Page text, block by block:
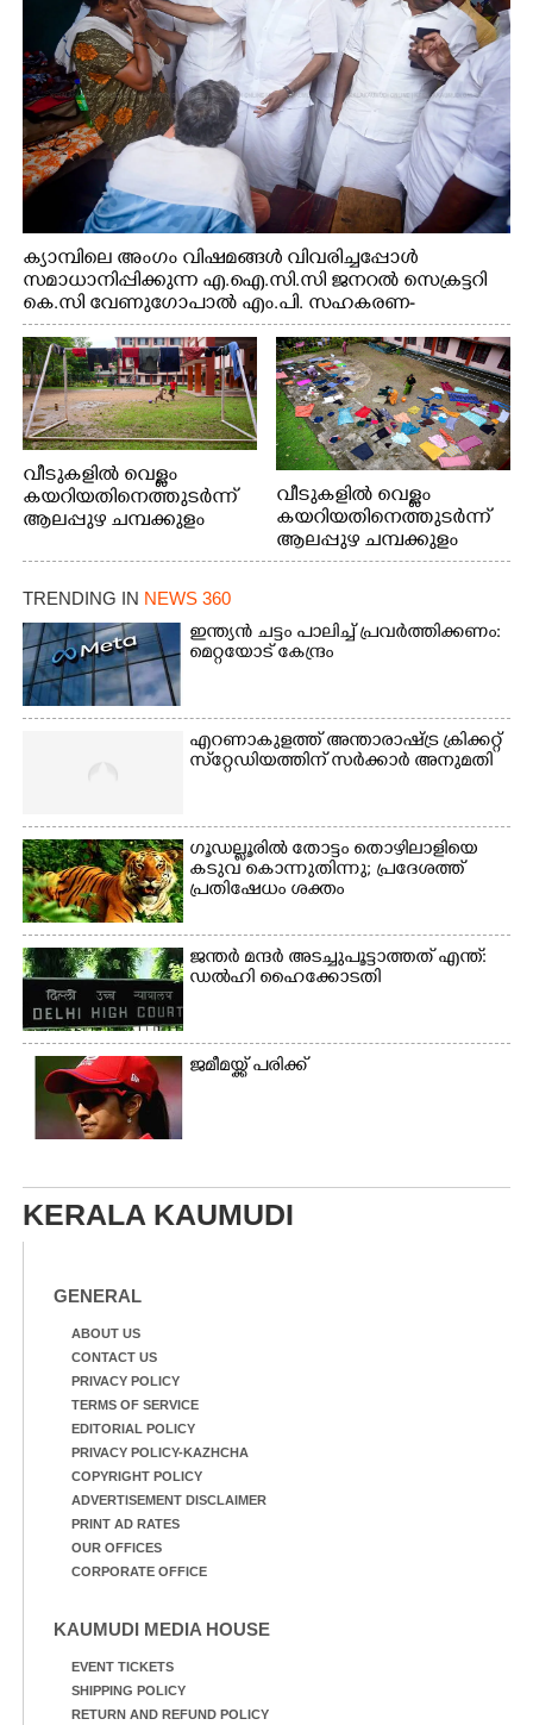
ക്യാമ്പിലെ അംഗം വിഷമങ്ങൾ വിവരിച്ചപ്പോൾ
സമാധാനിപ്പിക്കുന്ന എ.ഐ.സി.സി ജനറൽ സെക്രട്ടറി
കെ.സി വേണുഗോപാൽ എം.പി. സഹകരണ-
എക്സൈസ് വകുപ്പ് മന്ത്രി എം. ലിജു, എന്നിവർ
വീടുകളിൽ വെള്ളം
കയറിയതിനെത്തുടർന്ന്
ആലപ്പുഴ ചമ്പക്കുളം
പോരൂക്കര സെൻട്രൽ
സ്കൂളിലെ ദുരിതാശ്വാസ
ക്യാമ്പിലെത്തിയവർ
വസ്ത്രങ്ങൾ
ഉണക്കാനിട്ടിരിക്കുന്ന
ഗോൾപോസ്റ്റിന് മുന്നിൽ
ഫുട്ബോൾ കളികളിൽ
ഏർപ്പെട്ടിരിക്കുന്ന
വീടുകളിൽ വെള്ളം
കയറിയതിനെത്തുടർന്ന്
ആലപ്പുഴ ചമ്പക്കുളം
ഫാദർ തോമസ്
ക്യാമ്പിലെത്തിയവർ മഴ
മാറിനിന്ന ഇടവേളയിൽ
ഉണക്കാനിടുന്ന കാഴ്ച.
TRENDING IN NEWS 360
ഇന്ത്യൻ ചട്ടം പാലിച്ച് പ്രവർത്തിക്കണം:
മെറ്റയോട് കേന്ദ്രം
എറണാകുളത്ത് അന്താരാഷ്ട്ര ക്രിക്കറ്റ്
സ്‌റ്റേഡിയത്തിന് സർക്കാർ അനുമതി
ഗൂഡല്ലൂരിൽ തോട്ടം തൊഴിലാളിയെ
കടുവ കൊന്നുതിന്നു; പ്രദേശത്ത്
പ്രതിഷേധം ശക്തം
ജന്ത‌‌ർ മന്ദർ അടച്ചുപൂട്ടാത്തത് എന്ത്:
ഡൽഹി ഹൈക്കോടതി
ജമീമയ്ക്ക് പരിക്ക്
KERALA KAUMUDI
GENERAL
ABOUT US
CONTACT US
PRIVACY POLICY
TERMS OF SERVICE
EDITORIAL POLICY
PRIVACY POLICY-KAZHCHA
COPYRIGHT POLICY
ADVERTISEMENT DISCLAIMER
PRINT AD RATES
OUR OFFICES
CORPORATE OFFICE
KAUMUDI MEDIA HOUSE
EVENT TICKETS
SHIPPING POLICY
RETURN AND REFUND POLICY